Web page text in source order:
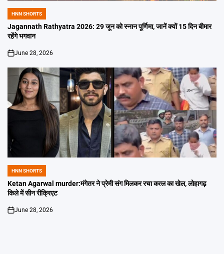
POSTED
IN
HNN SHORTS
Jagannath Rathyatra 2026: 29 जून को स्नान पूर्णिमा, जानें क्यों 15 दिन बीमार
रहेंगे भगवान
on
June 28, 2026
POSTED
IN
HNN SHORTS
Ketan Agarwal murder:मंगेतर ने प्रेमी संग मिलकर रचा कत्ल का खेल, लोहागढ़
किले में सीन रीक्रिएट
on
June 28, 2026